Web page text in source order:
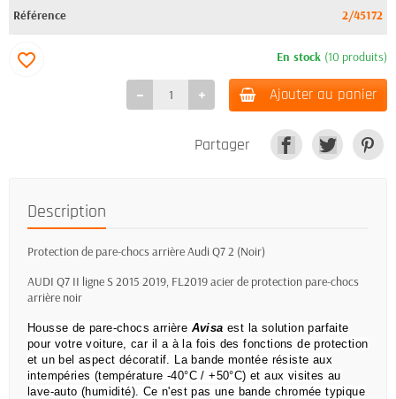
Référence 2/45172
En stock (10 produits)
Ajouter au panier
favorite_border
Partager
Description
Protection de pare-chocs arrière Audi Q7 2 (Noir)
AUDI Q7 II ligne S 2015 2019, FL2019 acier de protection pare-chocs
arrière noir
Housse de pare-chocs arrière Avisa est la solution parfaite
pour votre voiture, car il a à la fois des fonctions de protection
et un bel aspect décoratif.
La bande montée résiste aux
intempéries (température -40°C / +50°C) et aux visites au
lave-auto (humidité). Ce n'est pas une bande chromée typique